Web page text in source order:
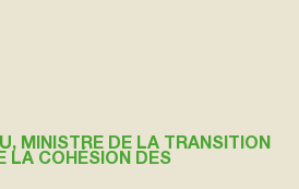
MINISTRE DE LA TRANSITION
LA COHÉSION DES